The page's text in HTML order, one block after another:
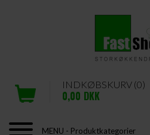
INDKØBSKURV (0)
0,00 DKK
MENU - Produktkategorier